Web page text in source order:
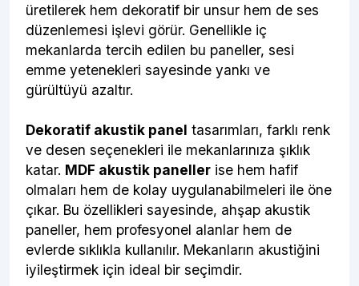
üretilerek hem dekoratif bir unsur hem de ses
düzenlemesi işlevi görür. Genellikle iç
mekanlarda tercih edilen bu paneller, sesi
emme yetenekleri sayesinde yankı ve
gürültüyü azaltır.
Dekoratif akustik panel tasarımları, farklı renk
ve desen seçenekleri ile mekanlarınıza şıklık
katar. MDF akustik paneller ise hem hafif
olmaları hem de kolay uygulanabilmeleri ile öne
çıkar. Bu özellikleri sayesinde, ahşap akustik
paneller, hem profesyonel alanlar hem de
evlerde sıklıkla kullanılır. Mekanların akustiğini
iyileştirmek için ideal bir seçimdir.